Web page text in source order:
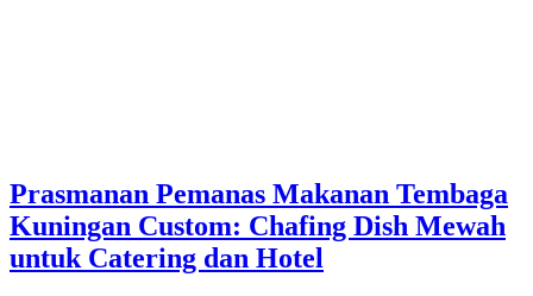
Prasmanan Pemanas Makanan Tembaga
Kuningan Custom: Chafing Dish Mewah
untuk Catering dan Hotel